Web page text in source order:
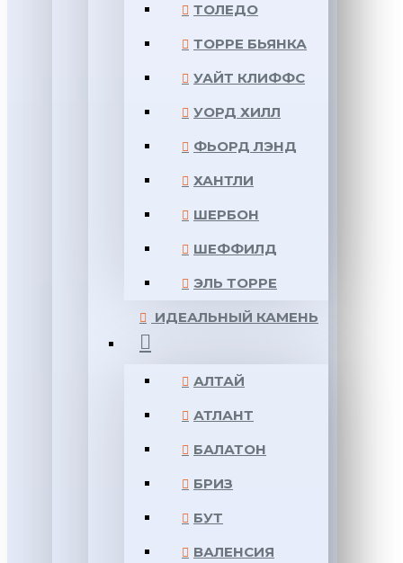
ТОЛЕДО
ТОРРЕ БЬЯНКА
УАЙТ КЛИФФС
УОРД ХИЛЛ
ФЬОРД ЛЭНД
ХАНТЛИ
ШЕРБОН
ШЕФФИЛД
ЭЛЬ ТОРРЕ
ИДЕАЛЬНЫЙ КАМЕНЬ
АЛТАЙ
АТЛАНТ
БАЛАТОН
БРИЗ
БУТ
ВАЛЕНСИЯ